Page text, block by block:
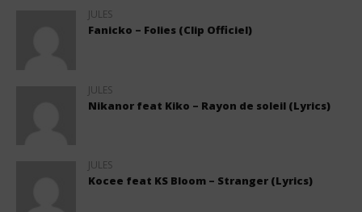
JULES
Fanicko – Folies (Clip Officiel)
JULES
Nikanor feat Kiko – Rayon de soleil (Lyrics)
JULES
Kocee feat KS Bloom – Stranger (Lyrics)